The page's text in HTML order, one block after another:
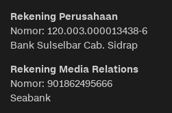
Rekening Perusahaan
Nomor: 120.003.000013438-6
Bank Sulselbar Cab. Sidrap
Rekening Media Relations
Nomor: 901862495666
Seabank